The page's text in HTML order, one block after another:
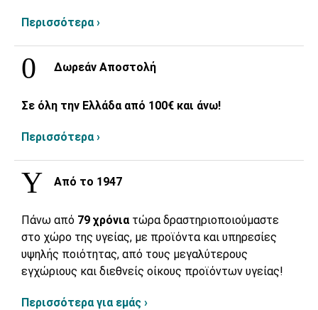
Περισσότερα ›
Δωρεάν Αποστολή
Σε όλη την Ελλάδα από 100€ και άνω!
Περισσότερα ›
Από το 1947
Πάνω από 79 χρόνια τώρα δραστηριοποιούμαστε
στο χώρο της υγείας, με προϊόντα και υπηρεσίες
υψηλής ποιότητας, από τους μεγαλύτερους
εγχώριους και διεθνείς οίκους προϊόντων υγείας!
Περισσότερα για εμάς ›